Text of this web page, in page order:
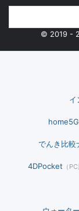
© 2019 -
イ
でんき比較
4DPocket （